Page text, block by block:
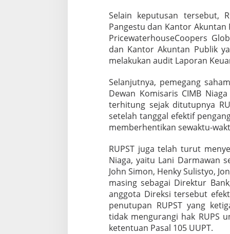
o
l
d
a
s
n
T
h
u
n
u
k
u
2
0
2
4
Selain keputusan tersebut,
Pangestu dan Kantor Akuntan
PricewaterhouseCoopers
dan Kantor Akuntan Publik
melakukan audit Laporan
Selanjutnya, pemegang
Dewan Komisaris CIMB
terhitung sejak ditutupnya
setelah tanggal efektif
memberhentikan sewaktu-
RUPST juga telah turut
Niaga, yaitu Lani Darmawan
John Simon, Henky Sulistyo,
masing sebagai Direktur
anggota Direksi tersebut
penutupan RUPST yang
tidak mengurangi hak RUPS
ketentuan Pasal 105 UUPT.